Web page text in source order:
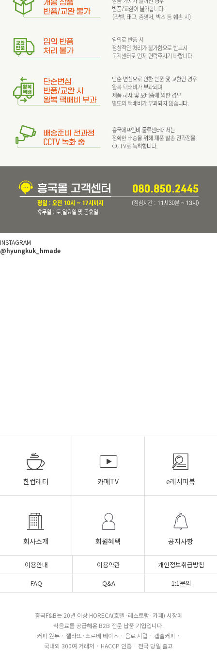
INSTAGRAM
@hyungkuk_hmade
한컵레터 카페TV e레시피북
회사소개 회원혜택 공지사항
이용안내 이용약관
개인정보취급방침
FAQ
Q&A 1:1문의
흥국F&B는 20년 이상 HORECA(호텔·레스토랑·카페) 시장에
식음료를 공급해온 B2B 전문 납품 기업입니다.
커피 원두 · 젤라또·소르베 베이스 · 음료 시럽 · 캡슐커피 ·
국내외 300여 거래처 · HACCP 인증 · 전국 당일 출고